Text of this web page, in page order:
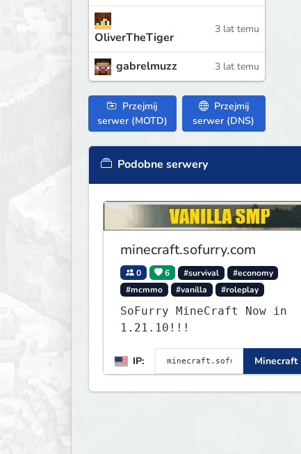
OliverTheTiger
3 lat temu
gabrelmuzz 3 lat temu
Przejmij
serwer (MOTD)
Przejmij
serwer (DNS)
Podobne serwery
minecraft.sofurry.com
0 6 #survival
#economy
#mcmmo
#vanilla #roleplay
SoFurry MineCraft Now in
1.21.10!!!
IP: Minecraft